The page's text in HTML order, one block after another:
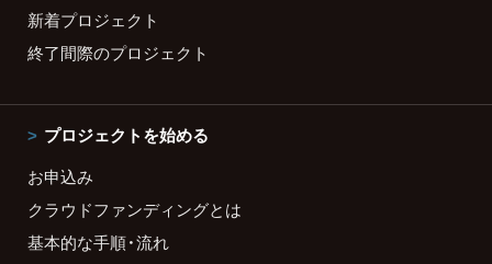
新着プロジェクト
終了間際のプロジェクト
プロジェクトを始める
お申込み
クラウドファンディングとは
基本的な手順・流れ